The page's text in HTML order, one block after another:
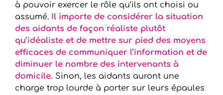
à pouvoir exercer le rôle qu’ils ont choisi ou
assumé. Il importe de considérer la situation
des aidants de façon réaliste plutôt
qu’idéaliste et de mettre sur pied des moyens
efficaces de communiquer l’information et de
diminuer le nombre des intervenants à
domicile. Sinon, les aidants auront une
charge trop lourde à porter sur leurs épaules